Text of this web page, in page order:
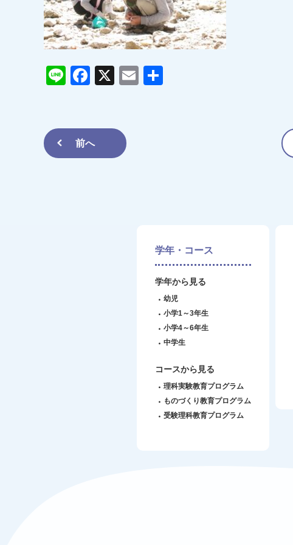
LineFacebook
X Email
前へ
学年・コース
学年から見る
幼児
小学1～3年生
小学4～6年生
中学生
コースから見る
理科実験教育プログラム
ものづくり教育プログラム
受験理科教育プログラム